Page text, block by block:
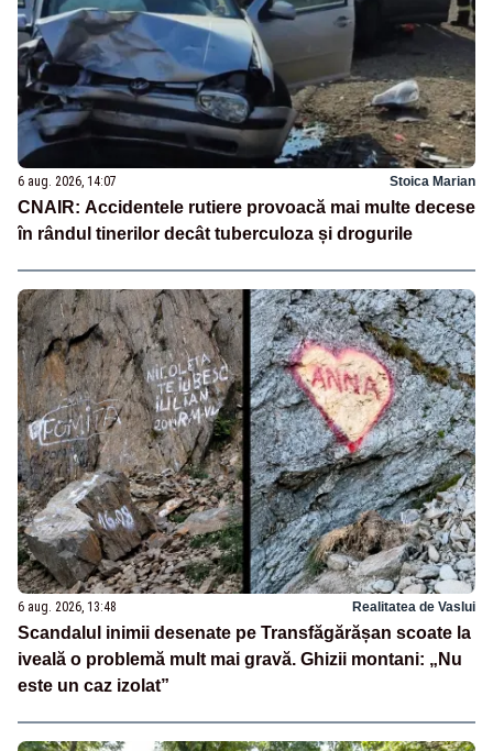
6 aug. 2026, 14:07 Stoica Marian
CNAIR: Accidentele rutiere provoacă mai multe decese
în rândul tinerilor decât tuberculoza și drogurile
6 aug. 2026, 13:48 Realitatea de Vaslui
Scandalul inimii desenate pe Transfăgărășan scoate la
iveală o problemă mult mai gravă. Ghizii montani: „Nu
este un caz izolat”